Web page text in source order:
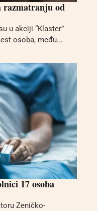
razmatranju od
u akciji “Klaster”
osoba, među...
17 osoba
Zeničko-